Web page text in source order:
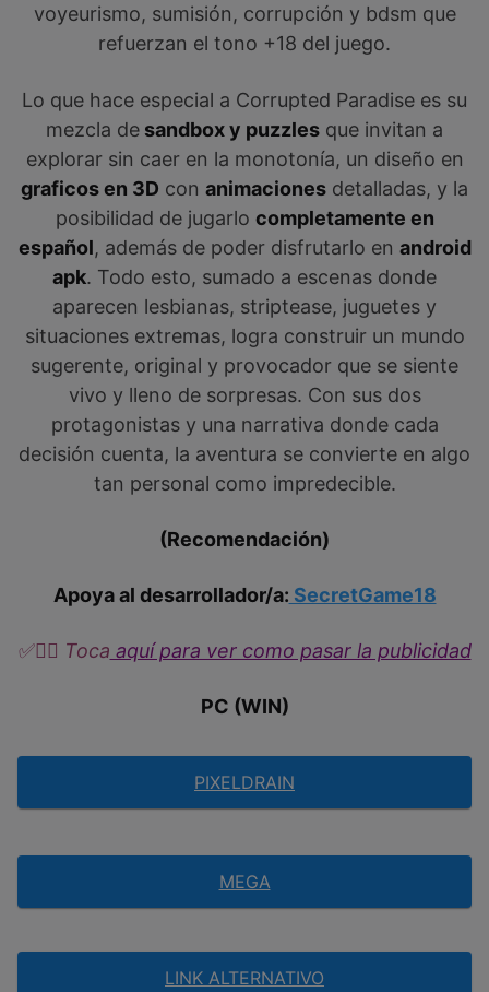
voyeurismo, sumisión, corrupción y bdsm que
refuerzan el tono +18 del juego.
Lo que hace especial a Corrupted Paradise es su
mezcla de sandbox y puzzles que invitan a
explorar sin caer en la monotonía, un diseño en
graficos en 3D con animaciones detalladas, y la
posibilidad de jugarlo completamente en
español, además de poder disfrutarlo en android
apk. Todo esto, sumado a escenas donde
aparecen lesbianas, striptease, juguetes y
situaciones extremas, logra construir un mundo
sugerente, original y provocador que se siente
vivo y lleno de sorpresas. Con sus dos
protagonistas y una narrativa donde cada
decisión cuenta, la aventura se convierte en algo
tan personal como impredecible.
(Recomendación)
Apoya al desarrollador/a: SecretGame18
✅👉🏼​​ Toca aquí para ver como pasar la publicidad
PC (WIN)
PIXELDRAIN
MEGA
LINK ALTERNATIVO